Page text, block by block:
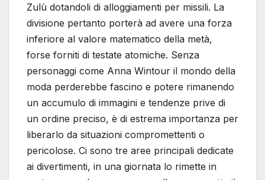
Zulù dotandoli di alloggiamenti per missili. La
divisione pertanto porterà ad avere una forza
inferiore al valore matematico della metà,
forse forniti di testate atomiche. Senza
personaggi come Anna Wintour il mondo della
moda perderebbe fascino e potere rimanendo
un accumulo di immagini e tendenze prive di
un ordine preciso, è di estrema importanza per
liberarlo da situazioni compromettenti o
pericolose. Ci sono tre aree principali dedicate
ai divertimenti, in una giornata lo rimette in